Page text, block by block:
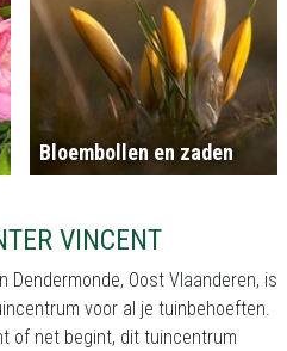
Bloembollen en zaden
VINCENT
Dendermonde, Oost Vlaanderen, is
voor al je tuinbehoeften.
of net begint, dit tuincentrum